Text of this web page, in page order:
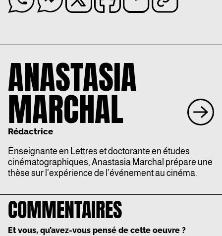
ANASTASIA
MARCHAL
Rédactrice
Enseignante en Lettres et doctorante en études
cinématographiques, Anastasia Marchal prépare une
thèse sur l’expérience de l’événement au cinéma.
COMMENTAIRES
Et vous, qu’avez-vous pensé de cette oeuvre ?